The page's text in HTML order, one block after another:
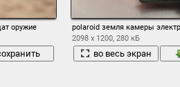
оружие
polaroid земля камеры
2098 x 1200, 280 кБ
во весь экран